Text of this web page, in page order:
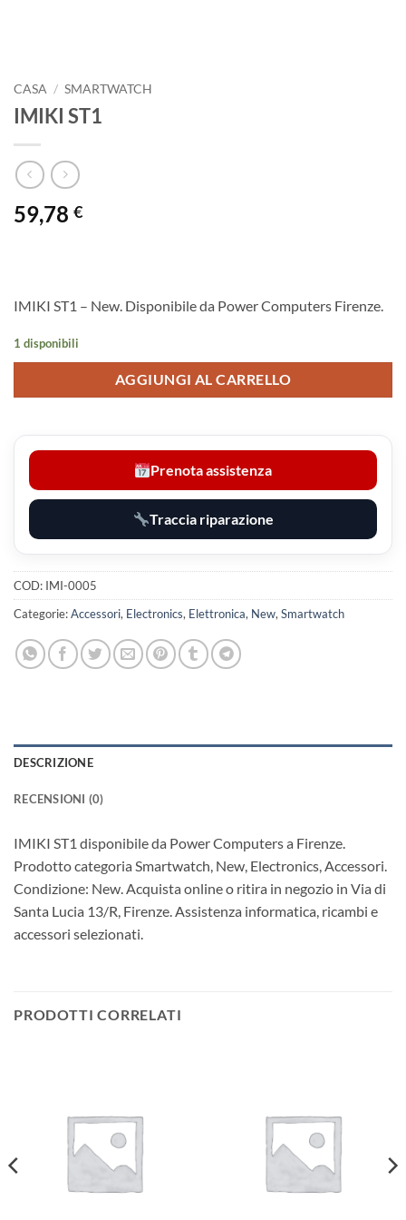
CASA / SMARTWATCH
IMIKI ST1
59,78 €
IMIKI ST1 – New. Disponibile da Power Computers Firenze.
1 disponibili
AGGIUNGI AL CARRELLO
Prenota assistenza
Traccia riparazione
COD: IMI-0005
Categorie:Accessori, Electronics, Elettronica, New, Smartwatch
DESCRIZIONE
RECENSIONI (0)
IMIKI ST1 disponibile da Power Computers a Firenze.
Prodotto categoria Smartwatch, New, Electronics, Accessori.
Condizione: New. Acquista online o ritira in negozio in Via di
Santa Lucia 13/R, Firenze. Assistenza informatica, ricambi e
accessori selezionati.
PRODOTTI CORRELATI